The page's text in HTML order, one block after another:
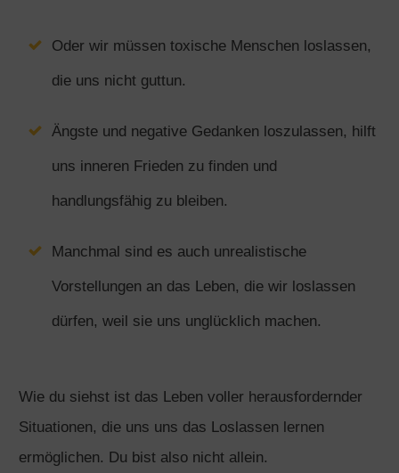
Oder wir müssen toxische Menschen loslassen,
die uns nicht guttun.
Ängste und negative Gedanken loszulassen, hilft
uns inneren Frieden zu finden und
handlungsfähig zu bleiben.
Manchmal sind es auch unrealistische
Vorstellungen an das Leben, die wir loslassen
dürfen, weil sie uns unglücklich machen.
Wie du siehst ist das Leben voller herausfordernder
Situationen, die uns uns das Loslassen lernen
ermöglichen. Du bist also nicht allein.